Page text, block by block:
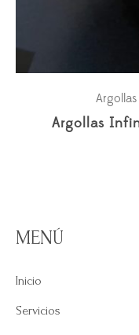
Argollas
MENÚ
Inicio
Servicios